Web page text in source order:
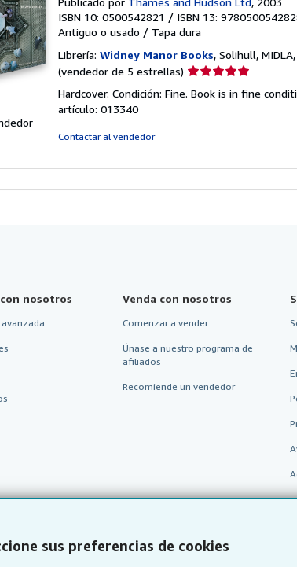
sus preferencias de cookies
ISBN 10: 0500542821 / ISBN 13:
Antiguo o usado / Tapa dura
Librería: Widney Manor Books, Solihull,
(vendedor de 5 estrellas) Calificación
vendedor:
Hardcover. Condición: Fine. Book is in fine
artículo: 013340
Contactar al vendedor
nosotros Venda con nosotros
Comenzar a vender
Únase a nuestro programa de
afiliados
Recomiende un vendedor